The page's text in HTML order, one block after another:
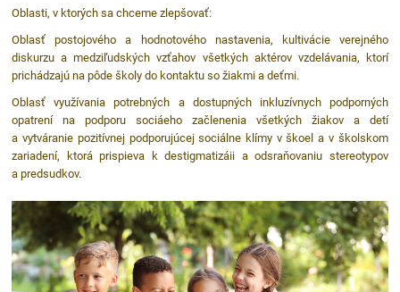
Oblasti, v ktorých sa chceme zlepšovať:
Oblasť postojového a hodnotového nastavenia, kultivácie verejného
diskurzu a medziľudských vzťahov všetkých aktérov vzdelávania, ktorí
prichádzajú na pôde školy do kontaktu so žiakmi a deťmi.
Oblasť využívania potrebných a dostupných inkluzívnych podporných
opatrení na podporu sociáeho začlenenia všetkých žiakov a detí
a vytváranie pozitívnej podporujúcej sociálne klímy v škoel a v školskom
zariadení, ktorá prispieva k destigmatizáii a odsraňovaniu stereotypov
a predsudkov.